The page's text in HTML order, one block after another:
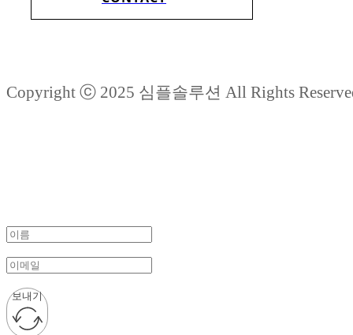
Copyright ⓒ 2025 심플솔루션 All Rights
보내기